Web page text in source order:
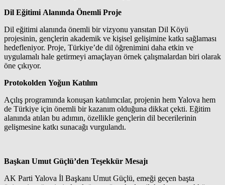
Dil Eğitimi Alanında Önemli Proje
Dil eğitimi alanında önemli bir vizyonu yansıtan Dil Köyü
projesinin, gençlerin akademik ve kişisel gelişimine katkı sağlaması
hedefleniyor. Proje, Türkiye’de dil öğrenimini daha etkin ve
uygulamalı hale getirmeyi amaçlayan örnek çalışmalardan biri olarak
öne çıkıyor.
Protokolden Yoğun Katılım
Açılış programında konuşan katılımcılar, projenin hem Yalova hem
de Türkiye için önemli bir kazanım olduğuna dikkat çekti. Eğitim
alanında atılan bu adımın, özellikle gençlerin dil becerilerinin
gelişmesine katkı sunacağı vurgulandı.
Başkan Umut Güçlü’den Teşekkür Mesajı
AK Parti Yalova İl Başkanı Umut Güçlü, emeği geçen başta